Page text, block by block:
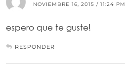
NOVIEMBRE 16, 2015 / 11:24 PM
espero que te guste!
RESPONDER